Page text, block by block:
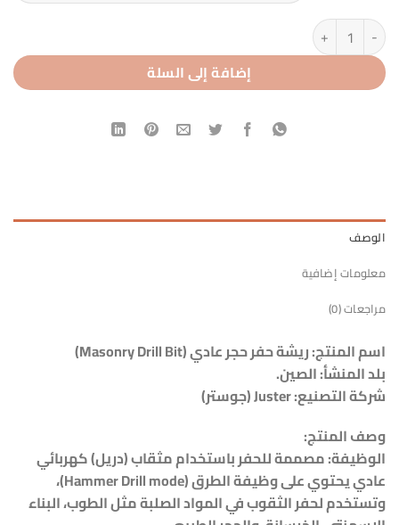
كمية ريشة حجر عادي جوستر
إضافة إلى السلة
الوصف
معلومات إضافية
مراجعات (0)
اسم المنتج: ريشة حفر حجر عادي (Masonry Drill Bit)
بلد المنشأ: الصين.
شركة التصنيع: Juster (جوستر)
وصف المنتج:
الوظيفة: مصممة للحفر باستخدام مثقاب (دريل) كهربائي
عادي يحتوي على وظيفة الطرق (Hammer Drill mode)،
وتستخدم لحفر الثقوب في المواد الصلبة مثل الطوب، البناء